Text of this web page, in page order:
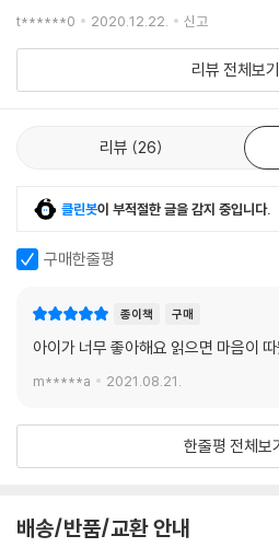
주길 바랬던 것 같습니다.안타깝게도 대
t******0 2020.12.22. 신고
리뷰 전체보기
리뷰 26
클린봇이 부적절한 글을 감지 중입니다.
구매한줄평
종이책 구매
아이가 너무 좋아해요 읽으면 마음이
m*****a 2021.08.21.
한줄평 전체보기
배송/반품/교환 안내